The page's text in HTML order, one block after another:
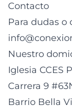
Contacto
Para dudas o
Nuestro
Iglesia CCES
Carrera 9
Barrio Bella